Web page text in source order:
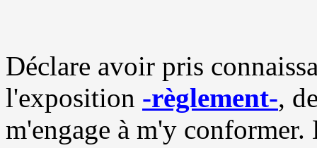
Déclare avoir pris
l'exposition -règlement-,
m'engage à m'y